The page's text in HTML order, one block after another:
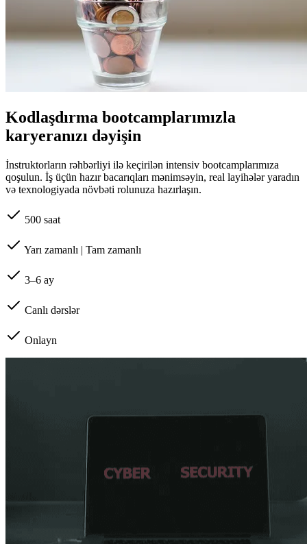
Kodlaşdırma bootcamplarımızla
karyeranızı dəyişin
İnstruktorların rəhbərliyi ilə keçirilən intensiv bootcamplarımıza
qoşulun. İş üçün hazır bacarıqları mənimsəyin, real layihələr yaradın
və texnologiyada növbəti rolunuza hazırlaşın.
500 saat
Yarı zamanlı | Tam zamanlı
3–6 ay
Canlı dərslər
Onlayn